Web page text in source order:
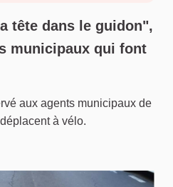
assemblée
tête dans le guidon",
municipaux qui font
aux agents municipaux de
à vélo.